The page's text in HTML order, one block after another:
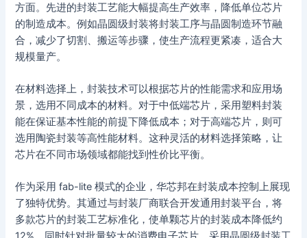
方面。先进的封装工艺能大幅提高生产效率，降低单位芯片
的制造成本。例如晶圆级封装将封装工序与晶圆制造环节融
合，减少了切割、搬运等步骤，使生产流程更紧凑，适合大
规模量产。
在材料选择上，封装技术可以根据芯片的性能需求和应用场
景，选用不同成本的材料。对于中低端芯片，采用塑料封装
能在保证基本性能的前提下降低成本；对于高端芯片，则可
选用陶瓷封装等高性能材料。这种灵活的材料选择策略，让
芯片在不同市场领域都能找到性价比平衡。
作为采用 fab-lite 模式的企业，华芯邦在封装成本控制上展现
了独特优势。其通过与封装厂商联合开发通用封装平台，将
多款芯片的封装工艺标准化，使单颗芯片的封装成本降低约